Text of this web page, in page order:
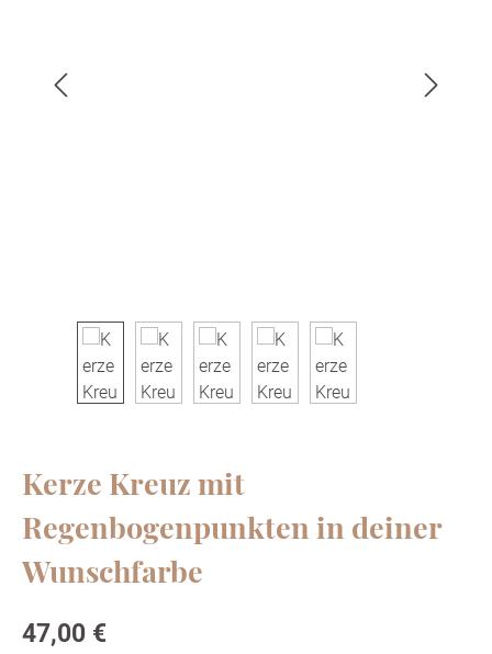
Kerze Kreuz mit
Regenbogenpunkten in deiner
Wunschfarbe
Regulärer Preis:
47,00 €